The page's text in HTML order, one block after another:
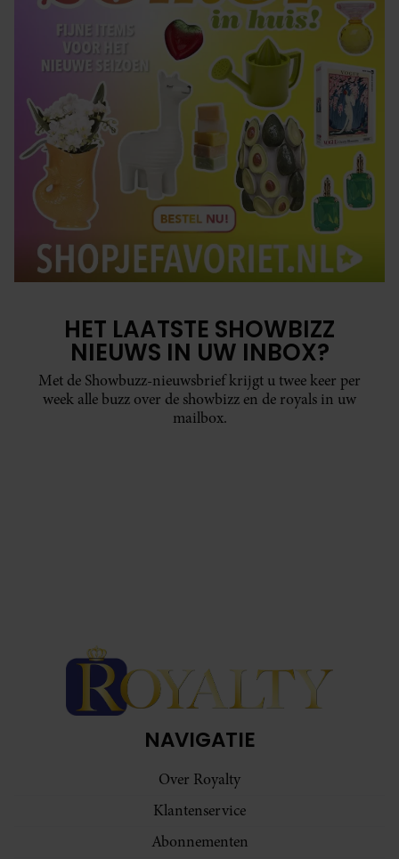
HET LAATSTE SHOWBIZZ
NIEUWS IN UW INBOX?
Met de Showbuzz-nieuwsbrief krijgt u twee keer per
week alle buzz over de showbizz en de royals in uw
mailbox.
NAVIGATIE
Over Royalty
Klantenservice
Abonnementen